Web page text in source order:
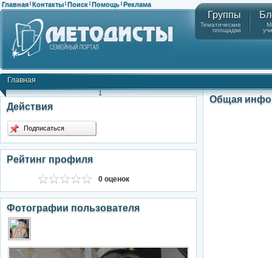
Главная | Контакты | Поиск | Помощь | Реклама
Группы
Тематические
площадки
Главная
1
Действия
Подписаться
Рейтинг профиля
0 оценок
Фотографии пользователя
Общая